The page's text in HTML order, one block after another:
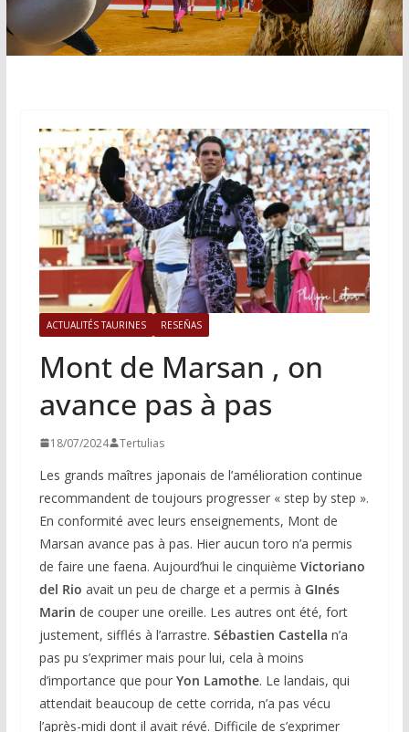
ACTUALITÉS TAURINES RESEÑAS
Mont de Marsan , on
avance pas à pas
18/07/2024 Tertulias
Les grands maîtres japonais de l’amélioration continue
recommandent de toujours progresser « step by step ».
En conformité avec leurs enseignements, Mont de
Marsan avance pas à pas. Hier aucun toro n’a permis
de faire une faena. Aujourd’hui le cinquième Victoriano
del Rio avait un peu de charge et a permis à GInés
Marin de couper une oreille. Les autres ont été, fort
justement, sifflés à l’arrastre. Sébastien Castella n’a
pas pu s’exprimer mais pour lui, cela à moins
d’importance que pour Yon Lamothe. Le landais, qui
attendait beaucoup de cette corrida, n’a pas vécu
l’après-midi dont il avait révé. Difficile de s’exprimer